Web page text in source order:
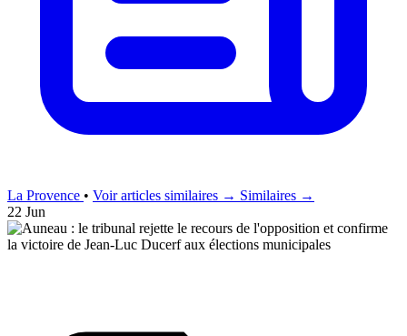
La Provence • Voir articles similaires → Similaires →
22 Jun